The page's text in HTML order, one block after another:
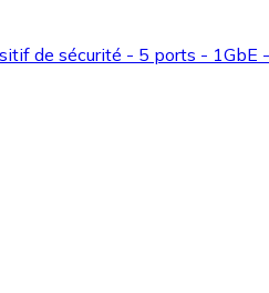
de sécurité - 5 ports - 1GbE